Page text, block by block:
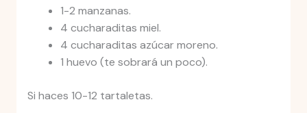
1-2 manzanas.
4 cucharaditas miel.
4 cucharaditas azúcar moreno.
1 huevo (te sobrará un poco).
Si haces 10-12 tartaletas.